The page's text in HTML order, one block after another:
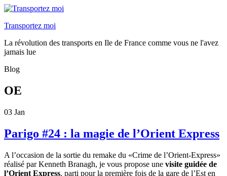
Transportez moi
La révolution des transports en Ile de France comme vous ne l'avez
jamais lue
Blog
OE
03 Jan
Parigo #24 : la magie de l’Orient Express
A l’occasion de la sortie du remake du «Crime de l’Orient-Express»
réalisé par Kenneth Branagh, je vous propose une visite guidée de
l’Orient Express, parti pour la première fois de la gare de l’Est en